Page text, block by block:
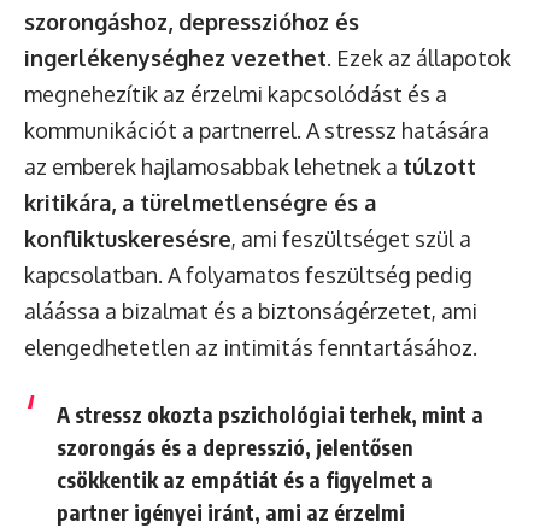
szorongáshoz, depresszióhoz és
ingerlékenységhez vezethet. Ezek az állapotok
megnehezítik az érzelmi kapcsolódást és a
kommunikációt a partnerrel. A stressz hatására
az emberek hajlamosabbak lehetnek a túlzott
kritikára, a türelmetlenségre és a
konfliktuskeresésre, ami feszültséget szül a
kapcsolatban. A folyamatos feszültség pedig
aláássa a bizalmat és a biztonságérzetet, ami
elengedhetetlen az intimitás fenntartásához.
A stressz okozta pszichológiai terhek, mint a
szorongás és a depresszió, jelentősen
csökkentik az empátiát és a figyelmet a
partner igényei iránt, ami az érzelmi